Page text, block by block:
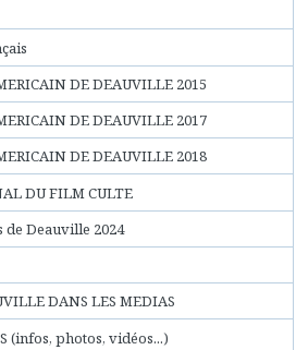
DE DEAUVILLE 2015
DE DEAUVILLE 2017
DE DEAUVILLE 2018
DU FILM CULTE
Deauville 2024
DANS LES MEDIAS
(infos, photos, vidéos...)